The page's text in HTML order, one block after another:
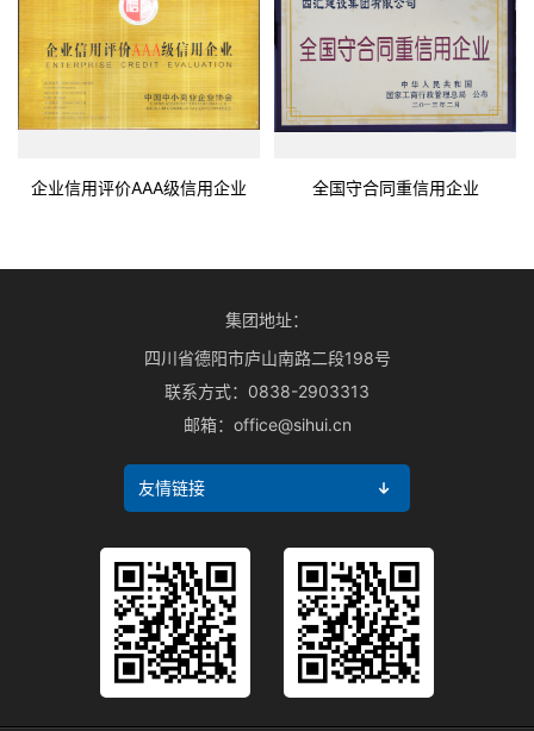
企业信用评价AAA级信用企业 全国守合同重信用企业
集团地址：
四川省德阳市庐山南路二段198号
联系方式： 0838-2903313
邮箱： office@sihui.cn
友情链接